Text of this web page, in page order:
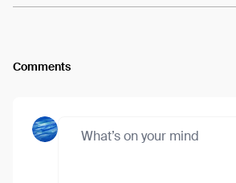
Comments